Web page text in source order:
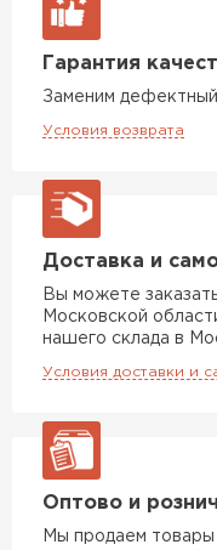
Гарантия
Заменим
Условия возврата
Доставка и
Вы можете
Московской
нашего склада в
Условия доставки и
Оптово и
Мы продаем товары